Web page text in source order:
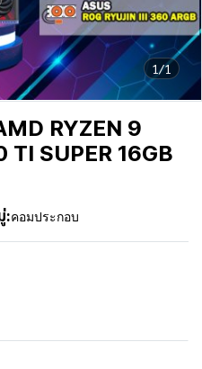
1/1
RYZEN 9
SUPER 16GB
:คอมประกอบ